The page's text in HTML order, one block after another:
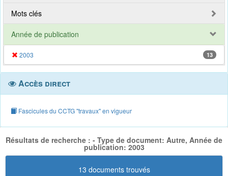
Mots clés
Année de publication
2003 13
Accès direct
Fascicules du CCTG "travaux" en vigueur
Résultats de recherche : - Type de document: Autre, Année de
publication: 2003
13 documents trouvés